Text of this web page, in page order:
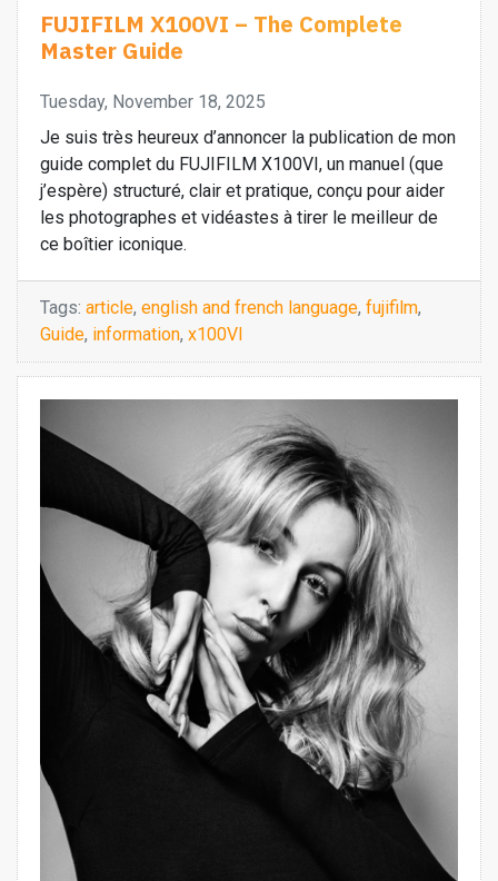
FUJIFILM X100VI – The Complete
Master Guide
Tuesday, November 18, 2025
Je suis très heureux d’annoncer la publication de mon
guide complet du FUJIFILM X100VI, un manuel (que
j’espère) structuré, clair et pratique, conçu pour aider
les photographes et vidéastes à tirer le meilleur de
ce boîtier iconique.
Tags: article, english and french language, fujifilm,
Guide, information, x100VI